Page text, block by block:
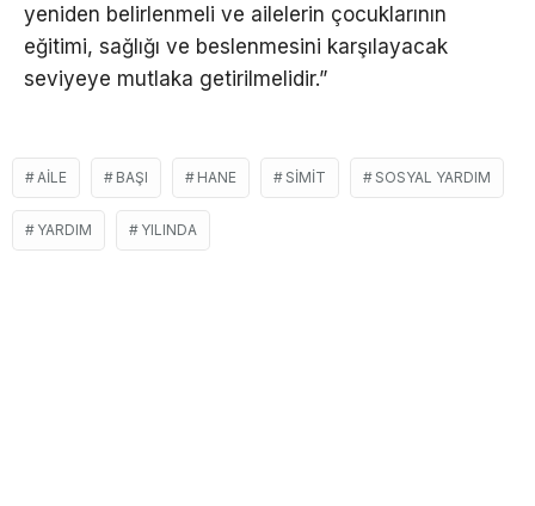
yeniden belirlenmeli ve ailelerin çocuklarının
eğitimi, sağlığı ve beslenmesini karşılayacak
seviyeye mutlaka getirilmelidir.”
AILE BAŞI HANE SIMIT SOSYAL YARDIM
YARDIM YILINDA